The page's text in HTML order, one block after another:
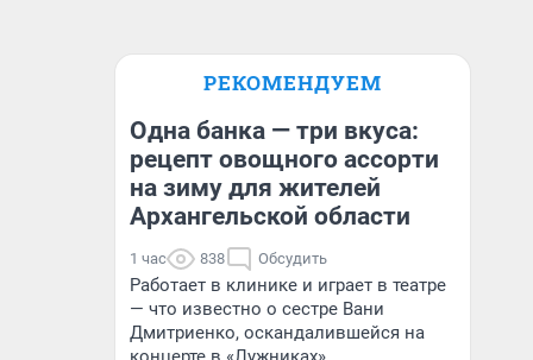
РЕКОМЕНДУЕМ
Одна банка — три вкуса:
рецепт овощного ассорти
на зиму для жителей
Архангельской области
1 час 838 Обсудить
Работает в клинике и играет в театре
— что известно о сестре Вани
Дмитриенко, оскандалившейся на